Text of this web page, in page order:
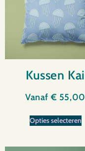
Kussen Kai
Vanaf€ 55,00
Opties selecteren